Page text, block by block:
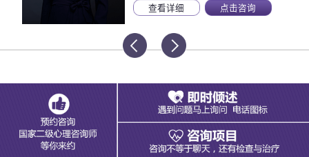
查看详细 点击咨询